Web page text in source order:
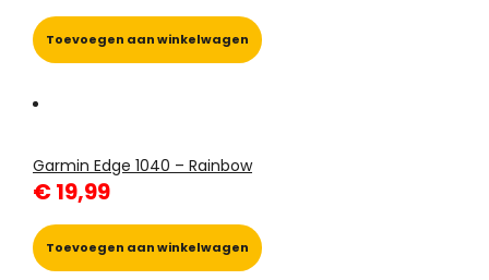
Toevoegen aan winkelwagen
Garmin Edge 1040 – Rainbow
€19,99
Toevoegen aan winkelwagen